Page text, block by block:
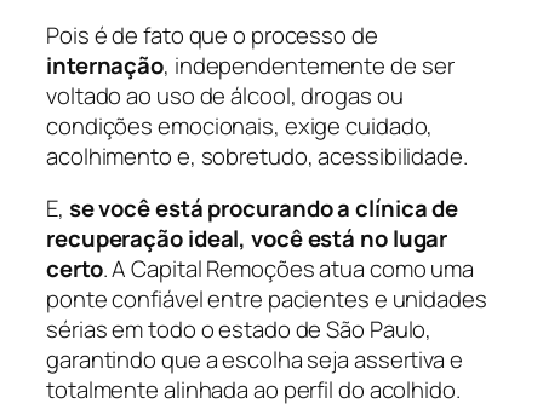
Pois é de fato que o processo de
internação, independentemente de ser
voltado ao uso de álcool, drogas ou
condições emocionais, exige cuidado,
acolhimento e, sobretudo, acessibilidade.
E, se você está procurando a clínica de
recuperação ideal, você está no lugar
certo. A Capital Remoções atua como uma
ponte confiável entre pacientes e unidades
sérias em todo o estado de São Paulo,
garantindo que a escolha seja assertiva e
totalmente alinhada ao perfil do acolhido.